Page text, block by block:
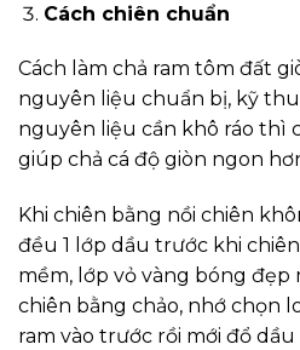
Cách chiên chuẩn
Cách làm chả ram tôm đất
nguyên liệu chuẩn bị, kỹ
nguyên liệu cần khô ráo thì
giúp chả cá độ giòn ngon
Khi chiên bằng nồi chiên
đều 1 lớp dầu trước khi
mềm, lớp vỏ vàng bóng đẹp
chiên bằng chảo, nhớ chọn
ram vào trước rồi mới đổ